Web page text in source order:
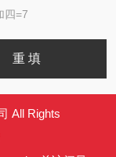
四=7
All Rights